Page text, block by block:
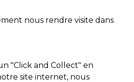
nous rendre visite dans
"Click and Collect" en
site internet, nous